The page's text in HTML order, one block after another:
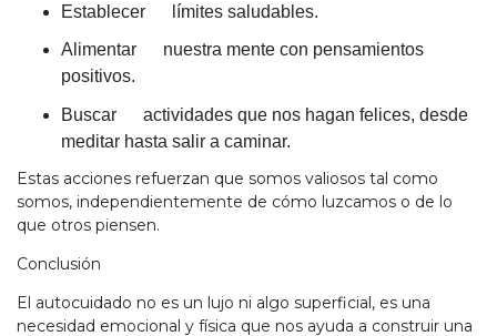
Establecer límites saludables.
Alimentar nuestra mente con pensamientos
positivos.
Buscar actividades que nos hagan felices, desde
meditar hasta salir a caminar.
Estas acciones refuerzan que somos valiosos tal como
somos, independientemente de cómo luzcamos o de lo
que otros piensen.
Conclusión
El autocuidado no es un lujo ni algo superficial, es una
necesidad emocional y física que nos ayuda a construir una